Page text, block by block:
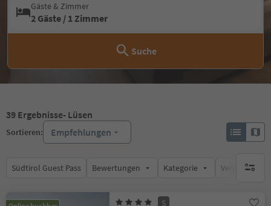
Gäste & Zimmer
2 Gäste / 1 Zimmer
Suche
39 Ergebnisse- Lüsen
Sortieren: Empfehlungen
Südtirol Guest Pass Bewertungen Kategorie keine
S